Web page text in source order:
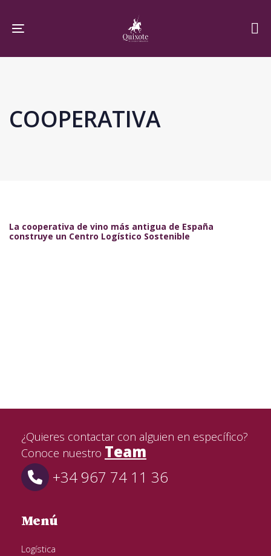
links
content
Toggle navigation
COOPERATIVA
La cooperativa de vino más antigua de España
construye un Centro Logístico Sostenible
¿Quieres contactar con alguien en específico?
Conoce nuestro Team
+34 967 74 11 36
Menú
Logística